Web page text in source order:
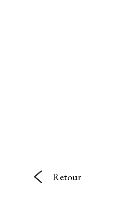
Retour